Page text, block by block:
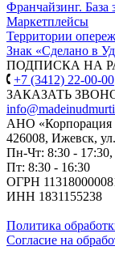
Франчайзинг. База
Маркетплейсы
Территории
Знак «Сделано в
ПОДПИСКА НА
+7 (3412) 22-00-00
ЗАКАЗАТЬ
АНО «Корпорация
426008, Ижевск,
Пн-Чт: 8:30 - 17:30,
Пт: 8:30 - 16:30
ОГРН
ИНН 1831155238
Политика
Согласие на